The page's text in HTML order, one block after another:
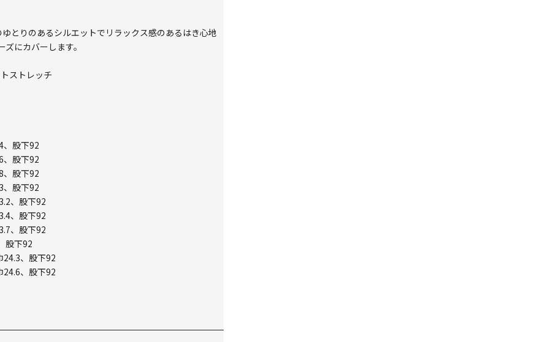
とりのあるシルエットでリラックス感のあるはき心地
にカバーします。
ストレッチ
、股下92
、股下92
、股下92
、股下92
、股下92
、股下92
、股下92
股下92
24.3、股下92
24.6、股下92